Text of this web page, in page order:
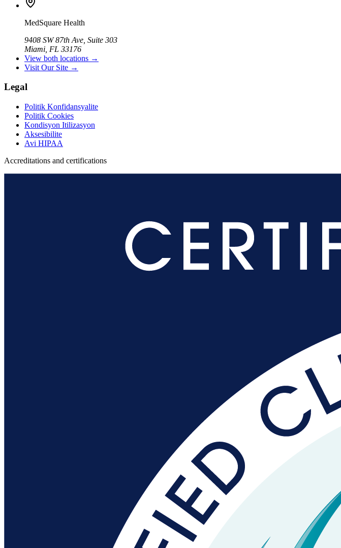
MedSquare Health
9408 SW 87th Ave, Suite 303
Miami, FL 33176
View both locations →
Visit Our Site →
Legal
Politik Konfidansyalite
Politik Cookies
Kondisyon Itilizasyon
Aksesibilite
Avi HIPAA
Accreditations and certifications